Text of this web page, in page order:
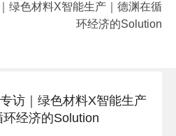
绿色材料X智能生产｜德渊在循
环经济的Solution
访｜绿色材料X智能生产
环经济的Solution